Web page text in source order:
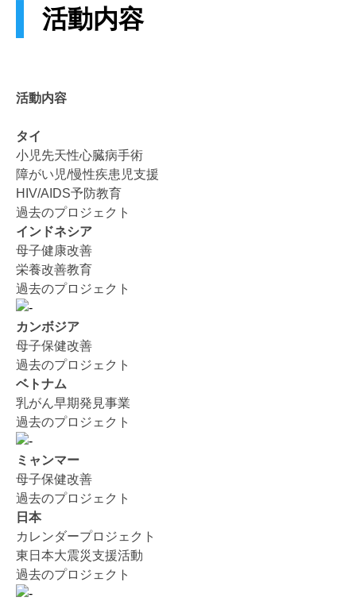
活動内容
活動内容
タイ
小児先天性心臓病手術
障がい児/慢性疾患児支援
HIV/AIDS予防教育
過去のプロジェクト
インドネシア
母子健康改善
栄養改善教育
過去のプロジェクト
カンボジア
母子保健改善
過去のプロジェクト
ベトナム
乳がん早期発見事業
過去のプロジェクト
ミャンマー
母子保健改善
過去のプロジェクト
日本
カレンダープロジェクト
東日本大震災支援活動
過去のプロジェクト